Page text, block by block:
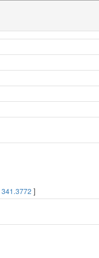
341.3772 ]